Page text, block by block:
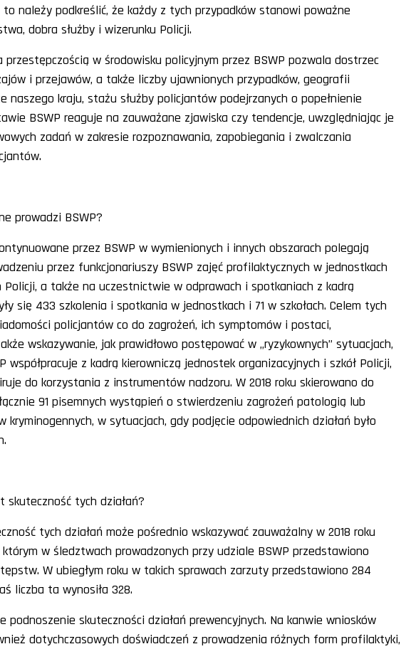
to należy podkreślić, że każdy z tych przypadków stanowi poważne
dobra służby i wizerunku Policji.
w środowisku policyjnym przez BSWP pozwala dostrzec
i przejawów, a także liczby ujawnionych przypadków, geografii
naszego kraju, stażu służby policjantów podejrzanych o popełnienie
BSWP reaguje na zauważane zjawiska czy tendencje, uwzględniając je
zadań w zakresie rozpoznawania, zapobiegania i zwalczania
prowadzi BSWP?
przez BSWP w wymienionych i innych obszarach polegają
przez funkcjonariuszy BSWP zajęć profilaktycznych w jednostkach
Policji, a także na uczestnictwie w odprawach i spotkaniach z kadrą
się 433 szkolenia i spotkania w jednostkach i 71 w szkołach. Celem tych
policjantów co do zagrożeń, ich symptomów i postaci,
wskazywanie, jak prawidłowo postępować w „ryzykownych” sytuacjach,
współpracuje z kadrą kierowniczą jednostek organizacyjnych i szkół Policji,
do korzystania z instrumentów nadzoru. W 2018 roku skierowano do
91 pisemnych wystąpień o stwierdzeniu zagrożeń patologią lub
kryminogennych, w sytuacjach, gdy podjęcie odpowiednich działań było
skuteczność tych działań?
tych działań może pośrednio wskazywać zauważalny w 2018 roku
w śledztwach prowadzonych przy udziale BSWP przedstawiono
W ubiegłym roku w takich sprawach zarzuty przedstawiono 284
liczba ta wynosiła 328.
podnoszenie skuteczności działań prewencyjnych. Na kanwie wniosków
dotychczasowych doświadczeń z prowadzenia różnych form profilaktyki,